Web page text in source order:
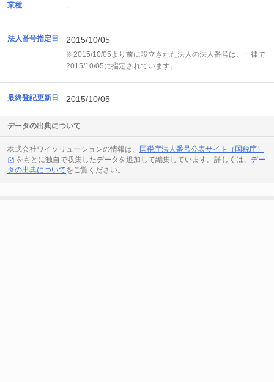
業種 -
法人番号指定日 2015/10/05
※2015/10/05より前に設立された法人の法人番号は、一律で
2015/10/05に指定されています。
最終登記更新日 2015/10/05
データの出典について
株式会社ワイソリューションの情報は、
国税庁法人番号公表サイト（国税庁）
をもとに独自で収集したデータを追加して編集しています。詳しくは、 デー
タの出典についてをご覧ください。